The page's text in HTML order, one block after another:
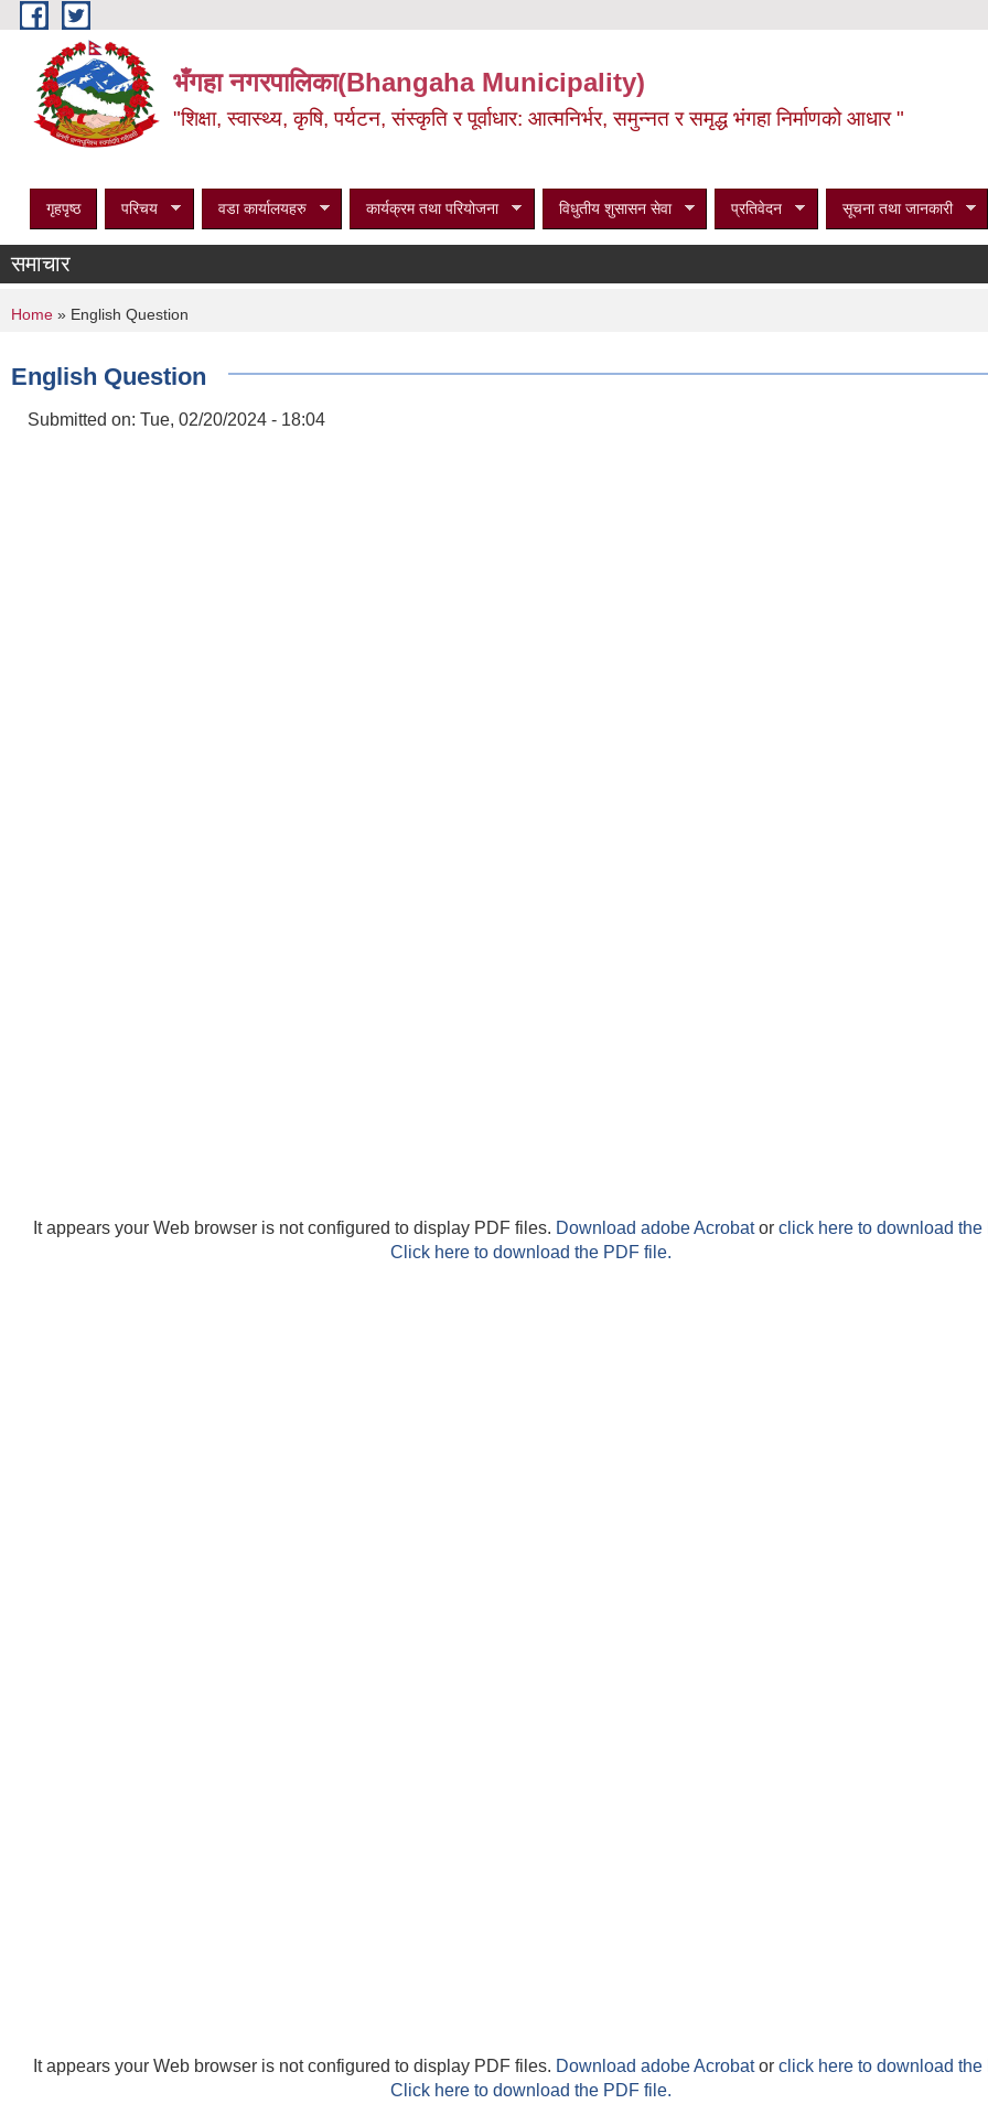
Skip to main content
भँगहा नगरपालिका(Bhangaha Municipality)
"शिक्षा, स्वास्थ्य, कृषि, पर्यटन, संस्कृति र पूर्वाधार: आत्मनिर्भर, समुन्नत र समृद्ध भंगहा निर्माणको आधार "
गृहपृष्ठ परिचय वडा कार्यालयहरु कार्यक्रम तथा परियोजना विधुतीय शुसासन सेवा प्रतिवेदन सूचना तथा जानकारी
समाचार
You are here
Home » English Question
English Question
Submitted on: Tue, 02/20/2024 - 18:04
It appears your Web browser is not configured to display PDF files. Download adobe Acrobator click here to download the
Click here to download the PDF file.
It appears your Web browser is not configured to display PDF files. Download adobe Acrobator click here to download the
Click here to download the PDF file.